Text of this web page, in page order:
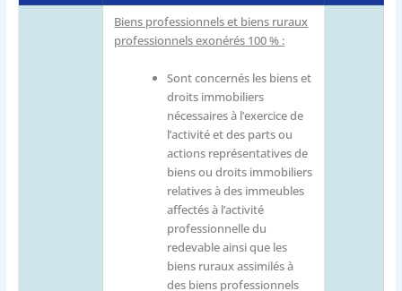
Biens professionnels et biens ruraux
professionnels exonérés 100 % :
Sont concernés les biens et
droits immobiliers
nécessaires à l’exercice de
l’activité et des parts ou
actions représentatives de
biens ou droits immobiliers
relatives à des immeubles
affectés à l’activité
professionnelle du
redevable ainsi que les
biens ruraux assimilés à
des biens professionnels